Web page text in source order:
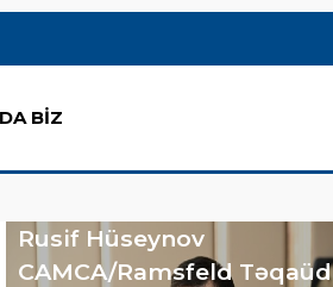
BİZ
Rusif Hüseynov
CAMCA/Ramsfeld Təqaüd